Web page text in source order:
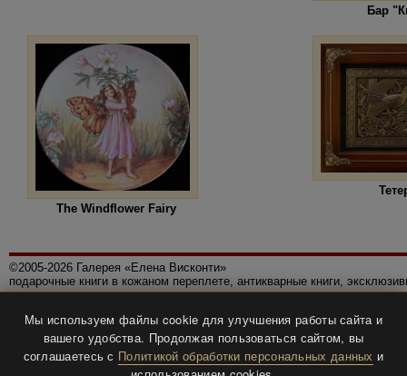
Бар
The Windflower Fairy
©2005-2026 Галерея «Елена Висконти»
подарочные книги в кожаном переплете, антикварные книги,
Политика конфиденциальности
Все права защищены.
Разработка и дизайнBTV-info.
Мы используем файлы cookie для улучшения работы сайта и
вашего удобства. Продолжая пользоваться сайтом, вы
соглашаетесь с Политикой обработки персональных данных и